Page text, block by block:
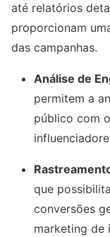
até relatórios
proporcionam
das campanhas.
Análise de
permitem a
público com
que
conversões
marketing de